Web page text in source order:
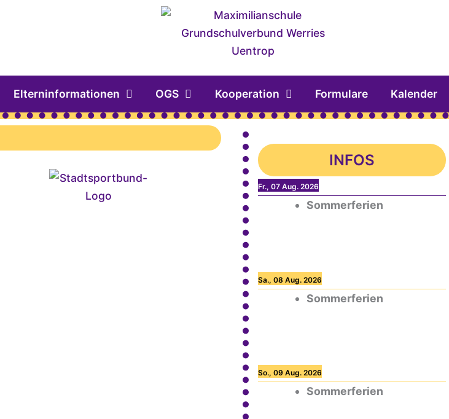
Elterninformationen OGS Kooperation Formulare Kalender
INFOS
Fr., 07 Aug. 2026
Sommerferien
Sa., 08 Aug. 2026
Sommerferien
So., 09 Aug. 2026
Sommerferien